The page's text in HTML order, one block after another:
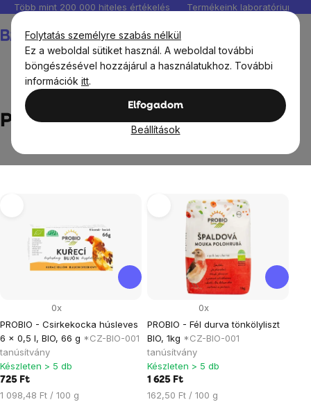
Folytatás személyre szabás nélkül
Ez a weboldal sütiket használ. A weboldal további
böngészésével hozzájárul a használatukhoz. További
információk itt.
Elfogadom
Beállítások
Ugrás
fő
tartalomhoz
Több mint 200 000 hiteles értékelés Termékeink
PROBIO
listája
PROBIO - Csirkekocka húsleves
6 x 0,5 l, BIO, 66 g *CZ-BIO-001
tanúsítvány
0x
Készleten > 5 db
725 Ft
Egységár:
1 098,48 Ft / 100 g
PROBIO - Fél durva tönkölyliszt
BIO, 1kg *CZ-BIO-001
tanúsítvány
0x
Készleten > 5 db
1 625 Ft
Egységár:
162,50 Ft / 100 g